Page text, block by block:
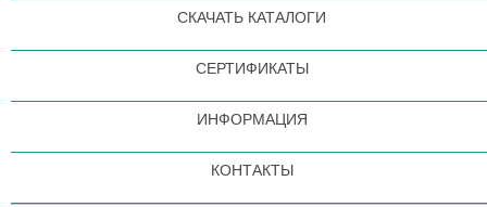
СКАЧАТЬ КАТАЛОГИ
СЕРТИФИКАТЫ
ИНФОРМАЦИЯ
КОНТАКТЫ